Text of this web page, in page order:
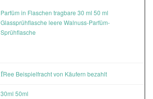
Parfüm in Flaschen tragbare 30 ml 50 ml
Glassprühflasche leere Walnuss-Parfüm-
Sprühflasche
fRee Beispielfracht von Käufern bezahlt
30ml 50ml